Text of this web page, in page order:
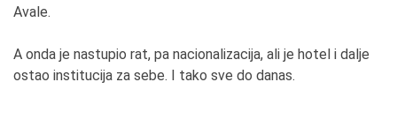
Avale.
A onda je nastupio rat, pa nacionalizacija, ali je hotel i dalje
ostao institucija za sebe. I tako sve do danas.